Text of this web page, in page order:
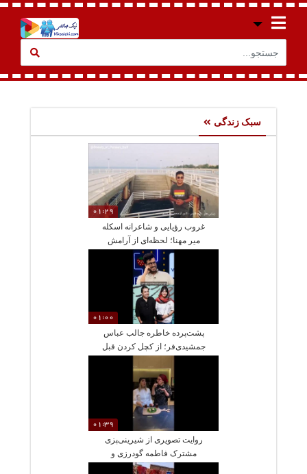
سبک زندگی
01:29
غروب رؤیایی و شاعرانه اسکله
میر مهنا؛ لحظه‌ای از آرامش
جاودانه بر بام دریای جنوب
01:00
پشت‌پرده خاطره جالب عباس
جمشیدی‌فر؛ از کچل کردن قبل
و لباس دامادی با کلاه‌گیس
01:39
روایت تصویری از شیرینی‌پزی
مشترک فاطمه گودرزی و
عروسش در خانه‌ای پر از گرما